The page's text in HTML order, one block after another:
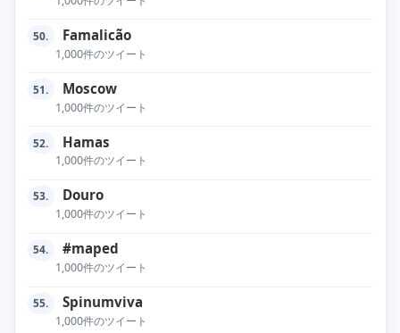
50. Famalicão
1,000件のツイート
51. Moscow
1,000件のツイート
52. Hamas
1,000件のツイート
53. Douro
1,000件のツイート
54. #maped
1,000件のツイート
55. Spinumviva
1,000件のツイート